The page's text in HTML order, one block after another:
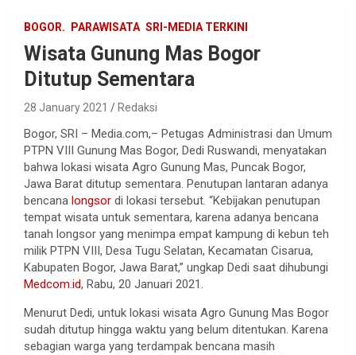
BOGOR. PARAWISATA SRI-MEDIA TERKINI
Wisata Gunung Mas Bogor
Ditutup Sementara
28 January 2021 Redaksi
Bogor, SRI – Media.com,– Petugas Administrasi dan Umum
PTPN VIII Gunung Mas Bogor, Dedi Ruswandi, menyatakan
bahwa lokasi wisata Agro Gunung Mas, Puncak Bogor,
Jawa Barat ditutup sementara. Penutupan lantaran adanya
bencana longsor di lokasi tersebut. “Kebijakan penutupan
tempat wisata untuk sementara, karena adanya bencana
tanah longsor yang menimpa empat kampung di kebun teh
milik PTPN VIII, Desa Tugu Selatan, Kecamatan Cisarua,
Kabupaten Bogor, Jawa Barat,” ungkap Dedi saat dihubungi
Medcom.id, Rabu, 20 Januari 2021.
Menurut Dedi, untuk lokasi wisata Agro Gunung Mas Bogor
sudah ditutup hingga waktu yang belum ditentukan. Karena
sebagian warga yang terdampak bencana masih